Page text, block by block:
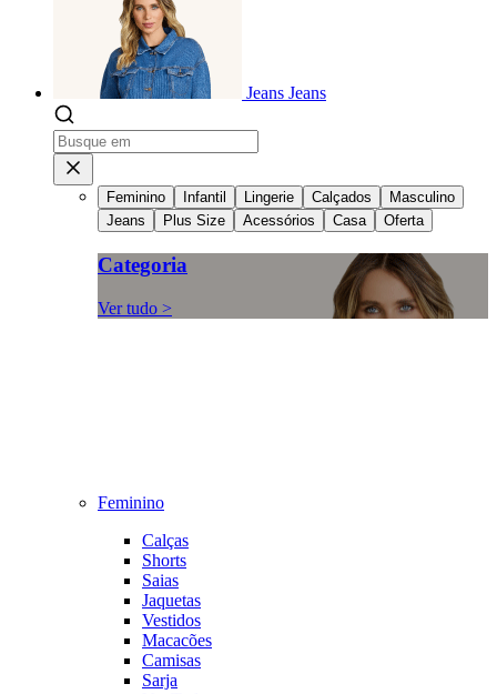
Jeans Jeans
Feminino Infantil Lingerie Calçados
Masculino
Jeans
Plus Size Acessórios Casa Oferta
Categoria
Ver tudo >
Feminino
Calças
Shorts
Saias
Jaquetas
Vestidos
Macacões
Camisas
Sarja